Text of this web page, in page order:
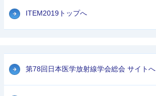
ITEM2019トップへ
第78回日本医学放射線学会総会 サイトへ